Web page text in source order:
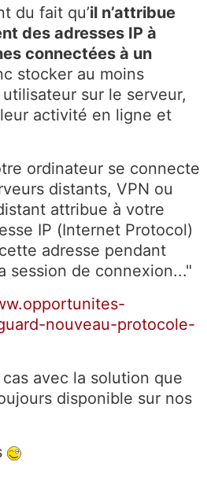
du fait qu’il n’attribue
des adresses IP à
connectées à un
stocker au moins
sur le serveur,
activité en ligne et
ordinateur se connecte
distants, VPN ou
attribue à votre
IP (Internet Protocol)
adresse pendant
session de connexion..."
nouveau-protocole-
avec la solution que
disponible sur nos